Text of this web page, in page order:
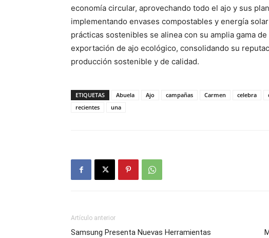
economía circular, aprovechando todo el ajo y sus
implementando envases compostables y energía
prácticas sostenibles se alinea con su amplia gama
exportación de ajo ecológico, consolidando su
producción sostenible y de calidad.
ETIQUETAS Abuela Ajo campañas Carmen celebra
recientes
una
Artículo anterior
Samsung Presenta Nuevas Herramientas